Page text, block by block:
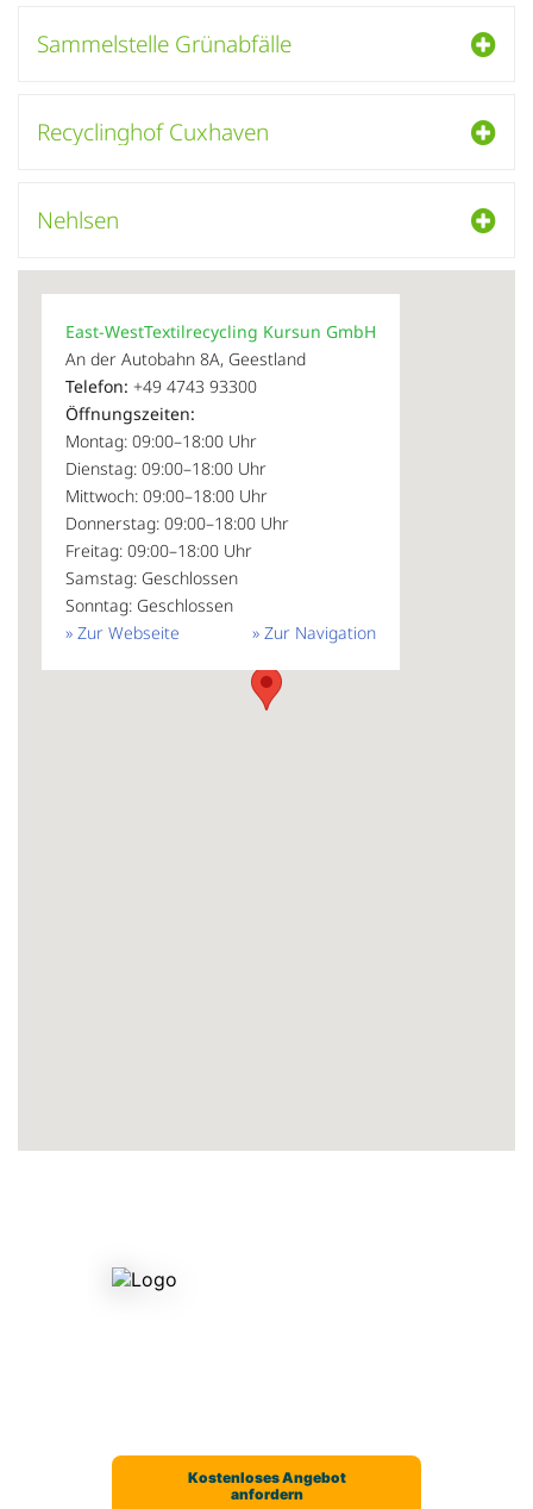
Sammelstelle Grünabfälle
Recyclinghof Cuxhaven
Nehlsen
East-WestTextilrecycling Kursun GmbH
An der Autobahn 8A, Geestland
Telefon: +49 4743 93300
Öffnungszeiten:
Montag: 09:00–18:00 Uhr
Dienstag: 09:00–18:00 Uhr
Mittwoch: 09:00–18:00 Uhr
Donnerstag: 09:00–18:00 Uhr
Freitag: 09:00–18:00 Uhr
Samstag: Geschlossen
Sonntag: Geschlossen
» Zur Navigation
» Zur Webseite